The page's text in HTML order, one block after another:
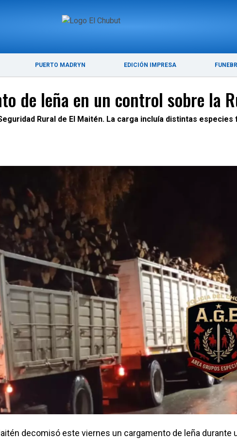
PUERTO MADRYN EDICIÓN IMPRESA
ÚLTIMAS NOTICIAS
de leña en un control sobre la
Rural de El Maitén. La carga incluía distintas
decomisó este viernes un cargamento de leña durante